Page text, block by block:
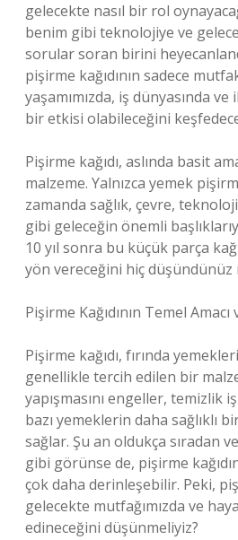
gelecekte nasıl bir rol
benim gibi teknolojiye ve
sorular soran birini
pişirme kağıdının sadece
yaşamımızda, iş dünyasında
bir etkisi olabileceğini
Pişirme kağıdı, aslında basit
malzeme. Yalnızca yemek
zamanda sağlık, çevre,
gibi geleceğin önemli
10 yıl sonra bu küçük parça
yön vereceğini hiç düşündünüz
Pişirme Kağıdının Temel
Pişirme kağıdı, fırında
genellikle tercih edilen bir
yapışmasını engeller, temizlik
bazı yemeklerin daha sağlıklı
sağlar. Şu an oldukça sıradan
gibi görünse de, pişirme
çok daha derinleşebilir. Peki,
gelecekte mutfağımızda ve
edineceğini düşünmeliyiz?